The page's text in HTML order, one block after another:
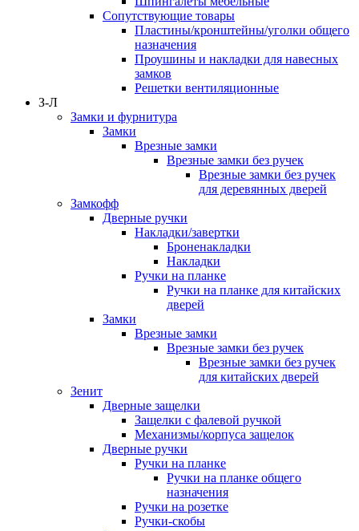
Сопутствующие товары
Пластины/кронштейны/уголки общего
назначения
Проушины и накладки для навесных
замков
Решетки вентиляционные
З-Л
Замки и фурнитура
Замки
Врезные замки
Врезные замки без ручек
Врезные замки без ручек
для деревянных дверей
Замкофф
Дверные ручки
Накладки/завертки
Броненакладки
Накладки
Ручки на планке
Ручки на планке для китайских
дверей
Замки
Врезные замки
Врезные замки без ручек
Врезные замки без ручек
для китайских дверей
Зенит
Дверные защелки
Защелки с фалевой ручкой
Механизмы/корпуса защелок
Дверные ручки
Ручки на планке
Ручки на планке общего
назначения
Ручки на розетке
Ручки-скобы